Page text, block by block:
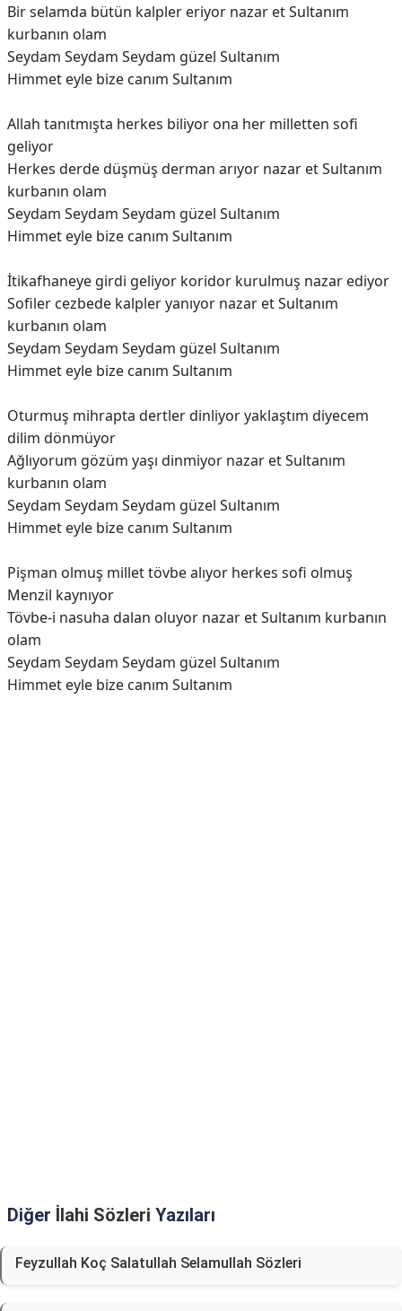
Bir selamda bütün kalpler eriyor nazar et Sultanım
kurbanın olam
Seydam Seydam Seydam güzel Sultanım
Himmet eyle bize canım Sultanım
Allah tanıtmışta herkes biliyor ona her milletten sofi
geliyor
Herkes derde düşmüş derman arıyor nazar et Sultanım
kurbanın olam
Seydam Seydam Seydam güzel Sultanım
Himmet eyle bize canım Sultanım
İtikafhaneye girdi geliyor koridor kurulmuş nazar ediyor
Sofiler cezbede kalpler yanıyor nazar et Sultanım
kurbanın olam
Seydam Seydam Seydam güzel Sultanım
Himmet eyle bize canım Sultanım
Oturmuş mihrapta dertler dinliyor yaklaştım diyecem
dilim dönmüyor
Ağlıyorum gözüm yaşı dinmiyor nazar et Sultanım
kurbanın olam
Seydam Seydam Seydam güzel Sultanım
Himmet eyle bize canım Sultanım
Pişman olmuş millet tövbe alıyor herkes sofi olmuş
Menzil kaynıyor
Tövbe-i nasuha dalan oluyor nazar et Sultanım kurbanın
olam
Seydam Seydam Seydam güzel Sultanım
Himmet eyle bize canım Sultanım
Diğer İlahi Sözleri Yazıları
Feyzullah Koç Salatullah Selamullah Sözleri